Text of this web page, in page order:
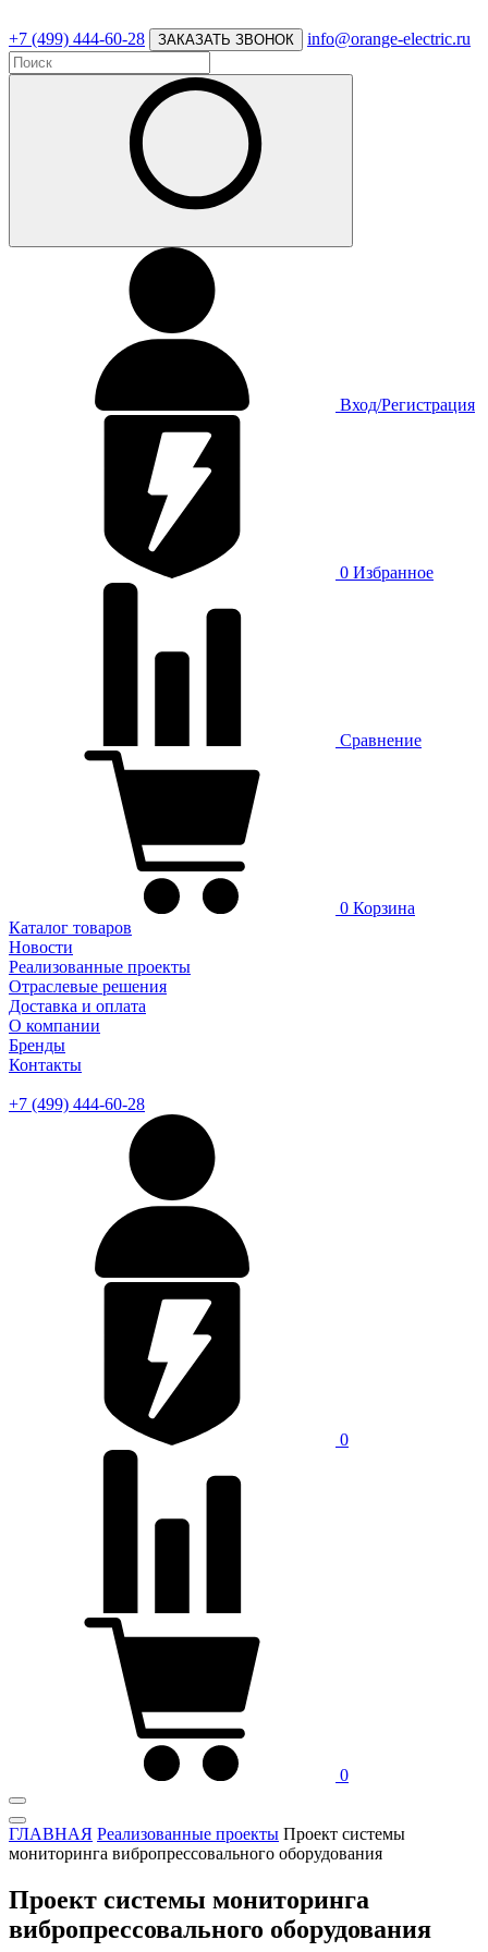
+7 (499) 444-60-28 ЗАКАЗАТЬ ЗВОНОК info@orange-electric.ru
Вход/Регистрация
0 Избранное
Сравнение
0 Корзина
Каталог товаров
Новости
Реализованные проекты
Отраслевые решения
Доставка и оплата
О компании
Бренды
Контакты
+7 (499) 444-60-28
0
0
ГЛАВНАЯ Реализованные проекты Проект системы
мониторинга вибропрессовального оборудования
Проект системы мониторинга
вибропрессовального оборудования